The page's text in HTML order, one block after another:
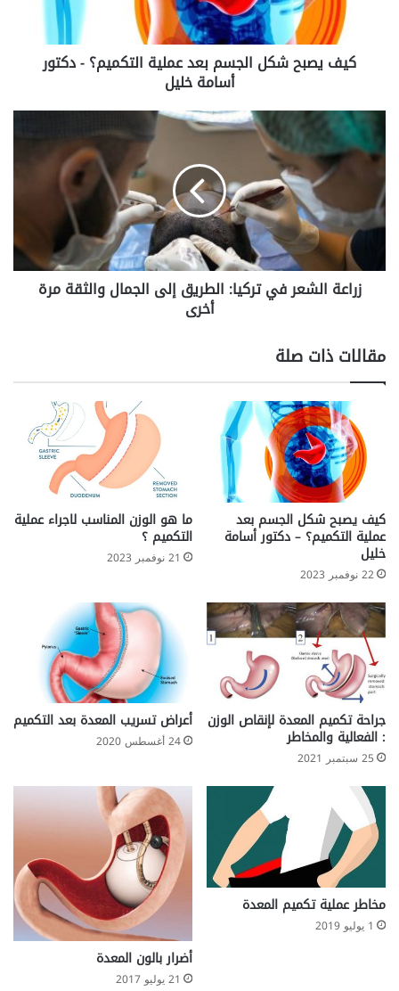
التكميم؟
كيف يصبح شكل الجسم بعد عملية التكميم؟ - دكتور
أسامة خليل
زراعة
الشعر
في
تركيا:
الطريق
إلى
الجمال
مرة
أخرىزراعة الشعر في تركيا: الطريق إلى الجمال والثقة مرة
أخرى
مقالات ذات صلة
كيف يصبح شكل الجسم بعد
عملية التكميم؟ – دكتور أسامة
خليل
22 نوفمبر 2023
ما هو الوزن المناسب لاجراء عملية
التكميم ؟
21 نوفمبر 2023
جراحة تكميم المعدة لإنقاص الوزن
: الفعالية والمخاطر
25 سبتمبر 2021
أعراض تسريب المعدة بعد التكميم
24 أغسطس 2020
مخاطر عملية تكميم المعدة
1 يوليو 2019
أضرار بالون المعدة
21 يوليو 2017